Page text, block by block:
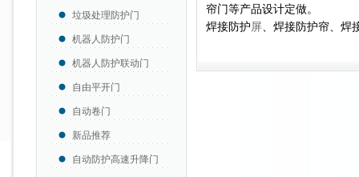
垃圾处理防护门
机器人防护门
机器人防护联动门
自由平开门
自动卷门
新品推荐
自动防护高速升降门
帘门等产品设计定做。
焊接防护屏、焊接防护帘、焊